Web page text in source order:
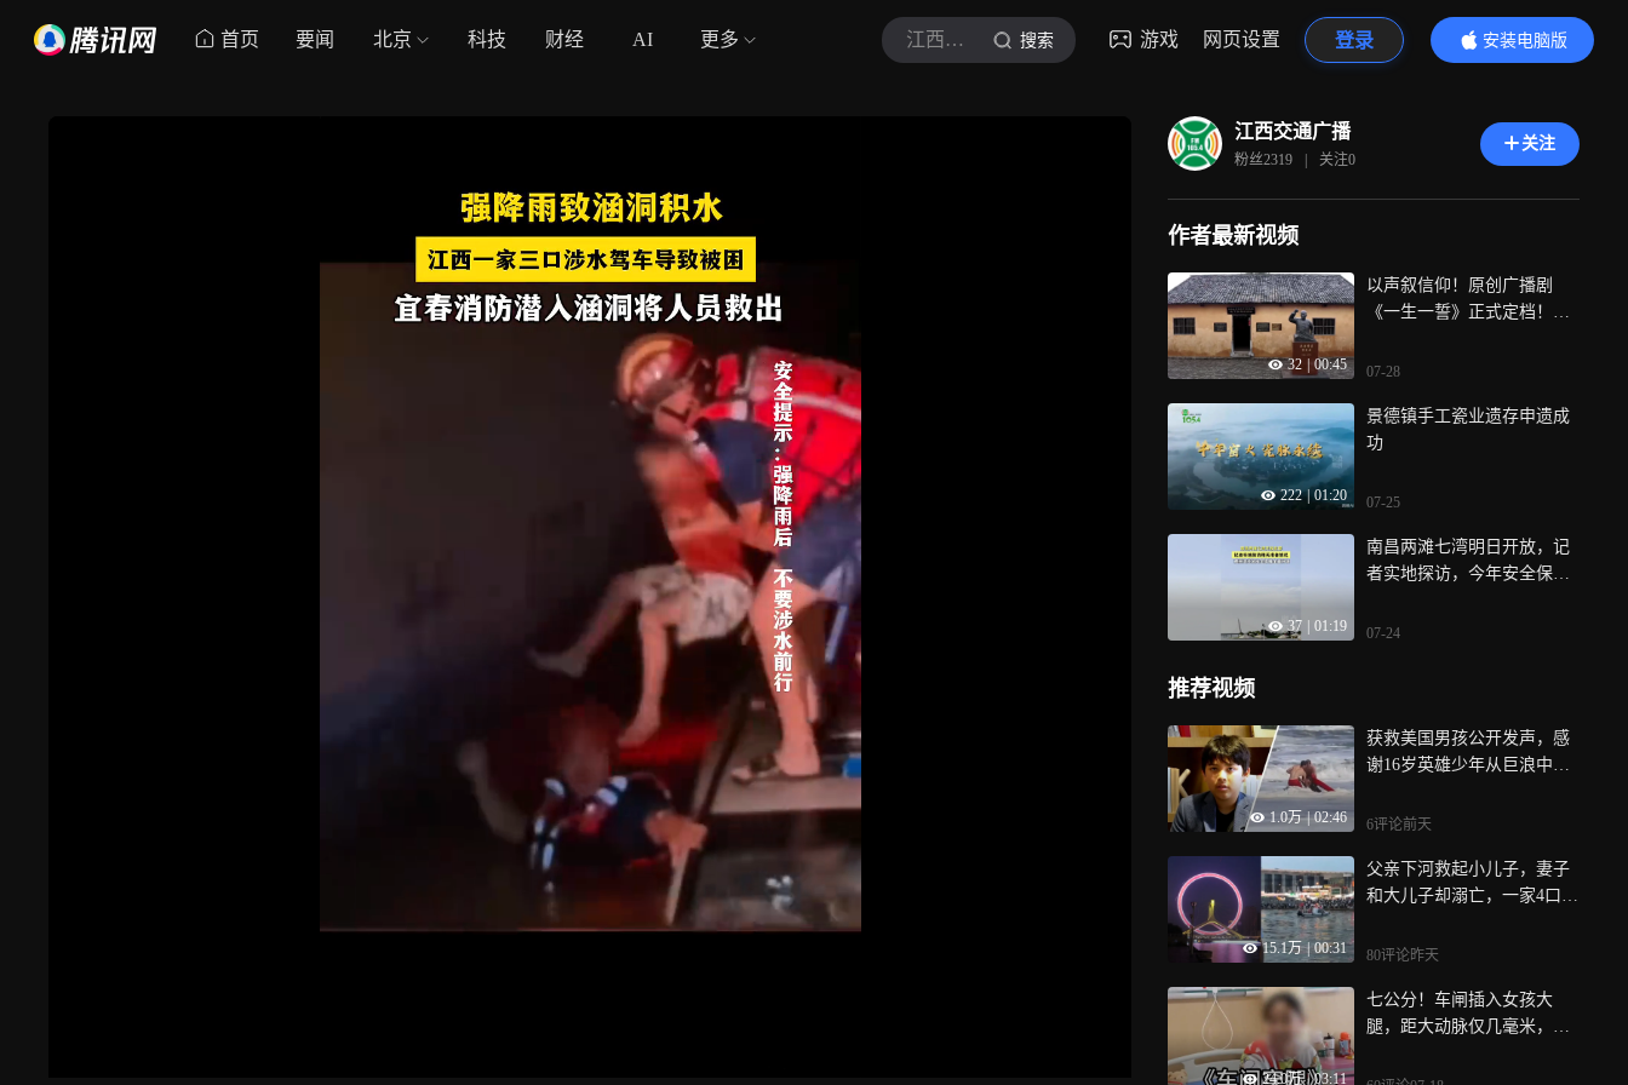
首页 要闻 北京 科技 财经 AI 更多 江西交通广播 搜索 游戏 网页设置 登录
安装电脑版
内容更精彩
江西交通广播
粉丝2319 | 关注0
关注
作者最新视频
32 00:45
以声叙信仰！原创广播剧
《一生一誓》正式定档！将
播电视总台中国之声《记录
07-28
222 | 01:20
景德镇手工瓷业遗存申遗成
功
07-25
37 01:19
南昌两滩七湾明日开放，记
者实地探访，今年安全保障
07-24
推荐视频
1.0万 | 02:46
获救美国男孩公开发声，感
谢16岁英雄少年从巨浪中救
6评论前天
15.1万 | 00:31
父亲下河救起小儿子，妻子
和大儿子却溺亡，一家4口游
80评论昨天
24.0万 | 03:11
七公分！车闸插入女孩大
腿，距大动脉仅几毫米，救